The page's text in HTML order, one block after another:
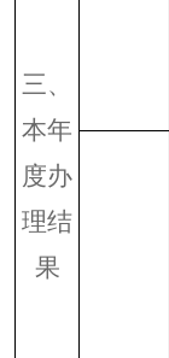
三、
本年
度办
理结
果